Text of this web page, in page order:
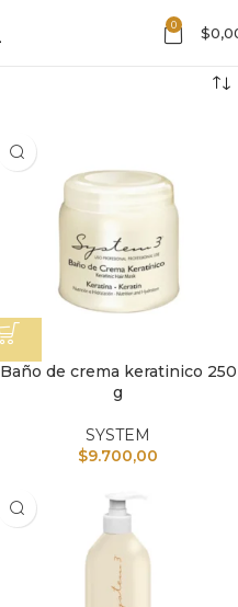
0 $
Baño de crema keratinico 250
g
SYSTEM
$9.700,00